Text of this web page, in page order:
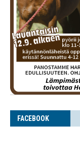
FACE­BOOK